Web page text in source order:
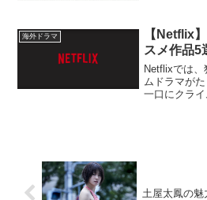
海外ドラマ
【Netflix
スメ作品5
Netflixでは、
ムドラマが
一口にクラ
土屋太鳳の